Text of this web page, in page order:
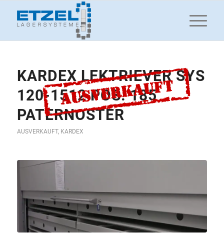
KARDEX LEKTRIEVER SYS
120-1512 POS. 185
PATERNOSTER
AUSVERKAUFT, KARDEX